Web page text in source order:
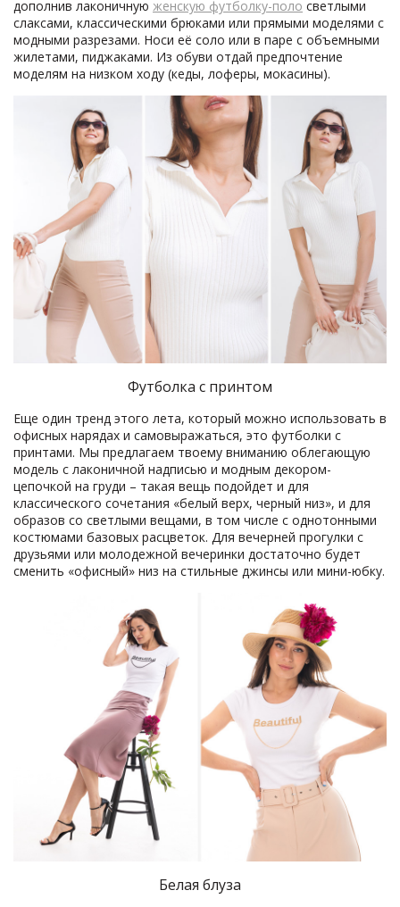
дополнив лаконичную женскую футболку-поло светлыми
слаксами, классическими брюками или прямыми моделями с
модными разрезами. Носи её соло или в паре с объемными
жилетами, пиджаками. Из обуви отдай предпочтение
моделям на низком ходу (кеды, лоферы, мокасины).
Футболка с принтом
Еще один тренд этого лета, который можно использовать в
офисных нарядах и самовыражаться, это футболки с
принтами. Мы предлагаем твоему вниманию облегающую
модель с лаконичной надписью и модным декором-
цепочкой на груди – такая вещь подойдет и для
классического сочетания «белый верх, черный низ», и для
образов со светлыми вещами, в том числе с однотонными
костюмами базовых расцветок. Для вечерней прогулки с
друзьями или молодежной вечеринки достаточно будет
сменить «офисный» низ на стильные джинсы или мини-юбку.
Белая блуза